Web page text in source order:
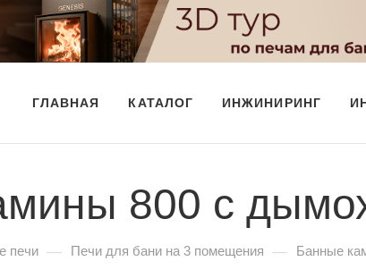
ГЛАВНАЯ КАТАЛОГ ИНЖИНИРИНГ
800 с
печи — Печи для бани на 3 помещения — Банные